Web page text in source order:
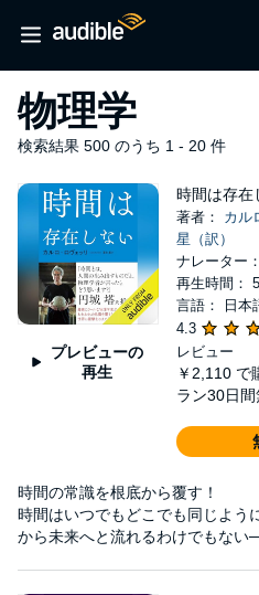
物理学
検索結果 500 のうち 1 - 20 件
プレビューの
再生
時間は存在
著者： カル
星（訳）
ナレーター：
再生時間：
言語： 日本
4.3
レビュー
￥2,110 で
ラン30日
時間の常識を根底から覆す！
時間はいつでもどこでも同じよう
から未来へと流れるわけでもない